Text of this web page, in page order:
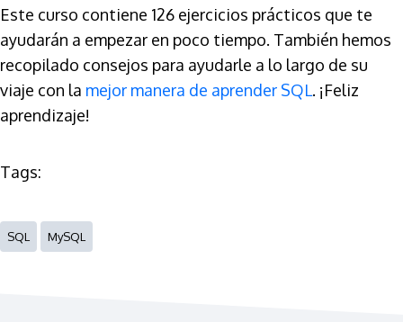
Este curso contiene 126 ejercicios prácticos que te
ayudarán a empezar en poco tiempo. También hemos
recopilado consejos para ayudarle a lo largo de su
viaje con la mejor manera de aprender SQL. ¡Feliz
aprendizaje!
Tags:
SQL MySQL